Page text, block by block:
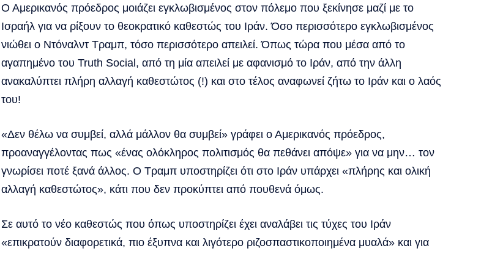
Ο Αμερικανός πρόεδρος μοιάζει εγκλωβισμένος στον πόλεμο που ξεκίνησε μαζί με το
Ισραήλ για να ρίξουν το θεοκρατικό καθεστώς του Ιράν. Όσο περισσότερο εγκλωβισμένος
νιώθει ο Ντόναλντ Τραμπ, τόσο περισσότερο απειλεί. Όπως τώρα που μέσα από το
αγαπημένο του Truth Social, από τη μία απειλεί με αφανισμό το Ιράν, από την άλλη
ανακαλύπτει πλήρη αλλαγή καθεστώτος (!) και στο τέλος αναφωνεί ζήτω το Ιράν και ο λαός
του!
«Δεν θέλω να συμβεί, αλλά μάλλον θα συμβεί» γράφει ο Αμερικανός πρόεδρος,
προαναγγέλοντας πως «ένας ολόκληρος πολιτισμός θα πεθάνει απόψε» για να μην… τον
γνωρίσει ποτέ ξανά άλλος. Ο Τραμπ υποστηρίζει ότι στο Ιράν υπάρχει «πλήρης και ολική
αλλαγή καθεστώτος», κάτι που δεν προκύπτει από πουθενά όμως.
Σε αυτό το νέο καθεστώς που όπως υποστηρίζει έχει αναλάβει τις τύχες του Ιράν
«επικρατούν διαφορετικά, πιο έξυπνα και λιγότερο ριζοσπαστικοποιημένα μυαλά» και για